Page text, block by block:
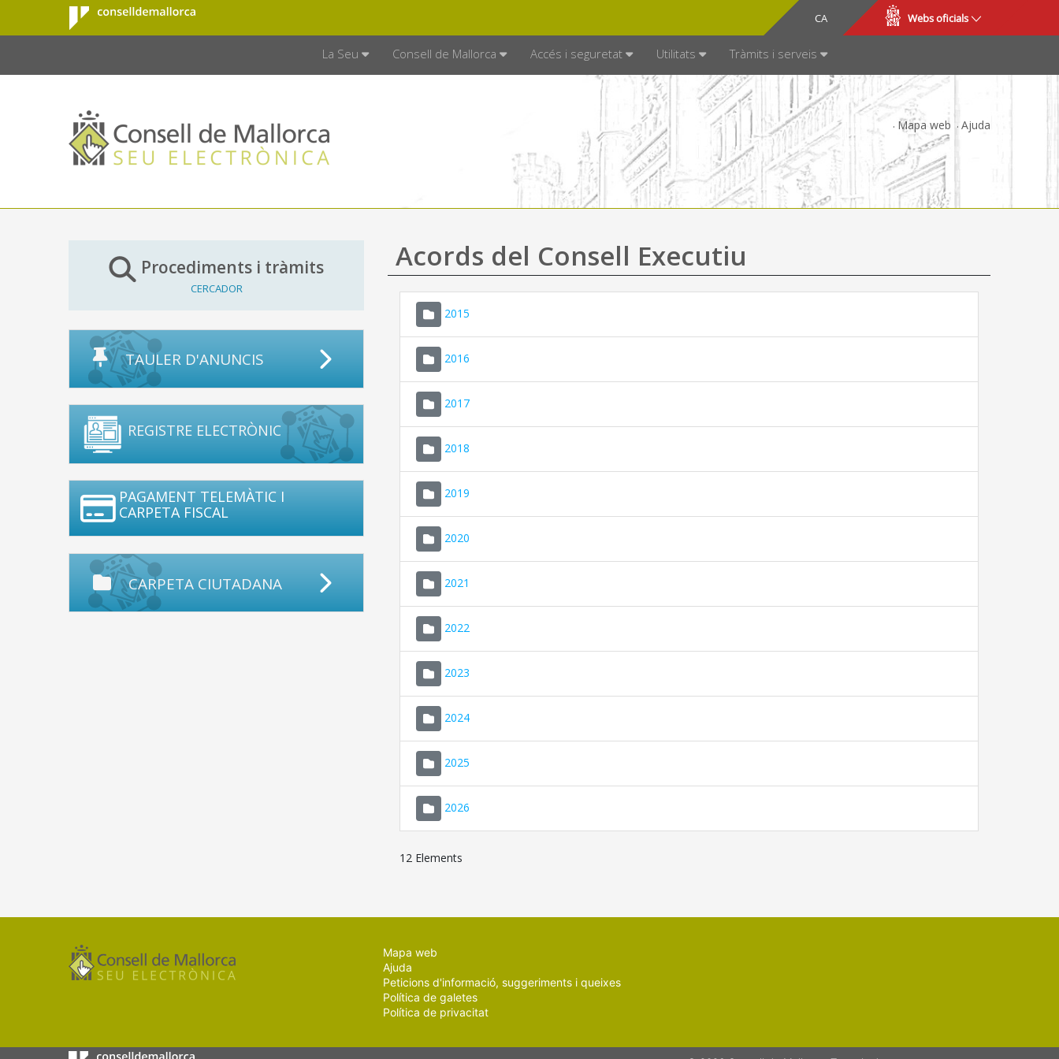
Salta al contingut principal
Consell de
Mallorca
CA
ES Webs oficials
La Seu Consell de Mallorca Accés i seguretat Utilitats Tràmits i serveis
Mapa web Ajuda
Procediments i tràmits
CERCADOR
TAULER D'ANUNCIS
REGISTRE ELECTRÒNIC
PAGAMENT TELEMÀTIC I
CARPETA FISCAL
CARPETA CIUTADANA
Acords del Consell Executiu
2015
2016
2017
2018
2019
2020
2021
2022
2023
2024
2025
2026
12 Elements
Mapa web
Ajuda
Peticions d'informació, suggeriments i queixes
Política de galetes
Política de privacitat